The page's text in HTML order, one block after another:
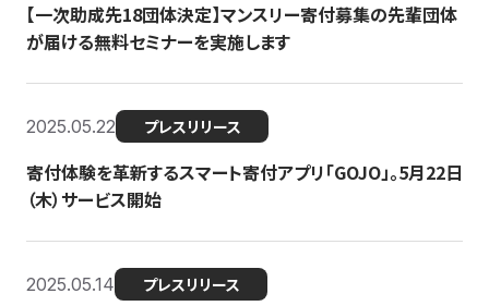
【一次助成先18団体決定】マンスリー寄付募集の先輩団体
が届ける無料セミナーを実施します
2025.05.22 プレスリリース
寄付体験を革新するスマート寄付アプリ「GOJO」。5月22日
（木）サービス開始
2025.05.14 プレスリリース